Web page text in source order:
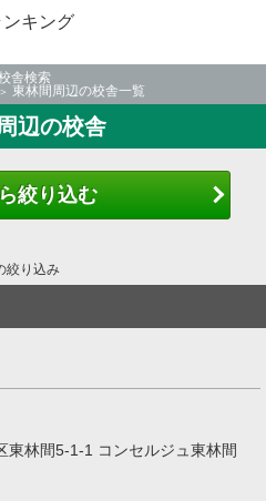
キング
舎検索
東林間周辺の校舎一覧
辺の校舎
絞り込む
絞り込み
東林間5-1-1 コンセルジュ東林間